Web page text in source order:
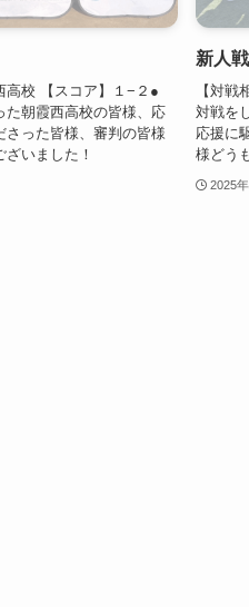
高校 【スコア】１−２●
た朝霞西高校の皆様、応
さった皆様、審判の皆様
いました！
新人
【対
対戦を
応援に
様どう
2025